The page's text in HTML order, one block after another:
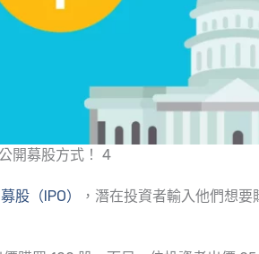
開募股方式！ 4
股（IPO）
，潛在投資者輸入他們想